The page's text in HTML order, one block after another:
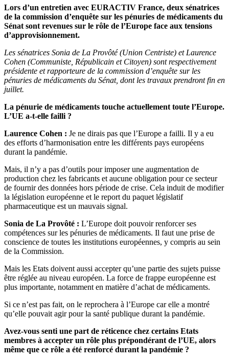
Lors d’un entretien avec EURACTIV France, deux sénatrices
de la commission d’enquête sur les pénuries de médicaments du
Sénat sont revenues sur le rôle de l’Europe face aux tensions
d’approvisionnement.
Les sénatrices Sonia de La Provôté (Union Centriste) et Laurence
Cohen (Communiste, Républicain et Citoyen) sont respectivement
présidente et rapporteure de la commission d’enquête sur les
pénuries de médicaments du Sénat, dont les travaux prendront fin en
juillet.
La pénurie de médicaments touche actuellement toute l’Europe.
L’UE a-t-elle failli ?
Laurence Cohen : Je ne dirais pas que l’Europe a failli. Il y a eu
des efforts d’harmonisation entre les différents pays européens
durant la pandémie.
Mais, il n’y a pas d’outils pour imposer une augmentation de
production chez les fabricants et aucune obligation pour ce secteur
de fournir des données hors période de crise. Cela induit de modifier
la législation européenne et le report du paquet législatif
pharmaceutique est un mauvais signal.
Sonia de La Provôté : L’Europe doit pouvoir renforcer ses
compétences sur les pénuries de médicaments. Il faut une prise de
conscience de toutes les institutions européennes, y compris au sein
de la Commission.
Mais les Etats doivent aussi accepter qu’une partie des sujets puisse
être réglée au niveau européen. La force de frappe européenne est
plus importante, notamment en matière d’achat de médicaments.
Si ce n’est pas fait, on le reprochera à l’Europe car elle a montré
qu’elle pouvait agir pour la santé publique durant la pandémie.
Avez-vous senti une part de réticence chez certains Etats
membres à accepter un rôle plus prépondérant de l’UE, alors
même que ce rôle a été renforcé durant la pandémie ?